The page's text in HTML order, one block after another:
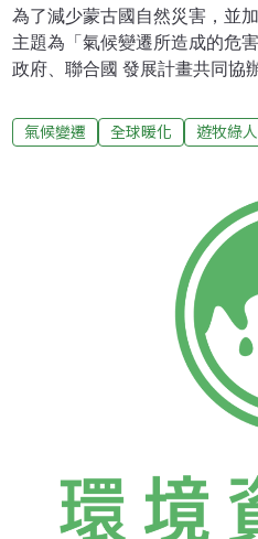
為了減少蒙古國自然災害，並
主題為「氣候變遷所造成的危
政府、聯合國 發展計畫共同協
代表及相關專家 學者等90位。
華。科技大學「生態穩定發展
2100年全球平均溫度提升1.0-
2100年將會提升至1.4-5.8度。
過去近1萬年內都沒有發生過
2006年的最近65年，氣溫一年
氣候變遷 全球暖化 遊牧綠